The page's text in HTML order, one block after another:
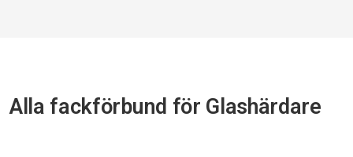
Alla fackförbund för Glashärdare